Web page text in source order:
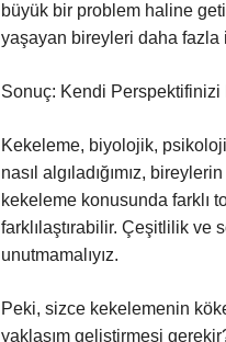
büyük bir problem haline
yaşayan bireyleri daha fazla
Sonuç: Kendi Perspektifinizi
Kekeleme, biyolojik,
nasıl algıladığımız,
kekeleme konusunda farklı
farklılaştırabilir. Çeşitlilik ve
unutmamalıyız.
Peki, sizce kekelemenin
yaklaşım geliştirmesi